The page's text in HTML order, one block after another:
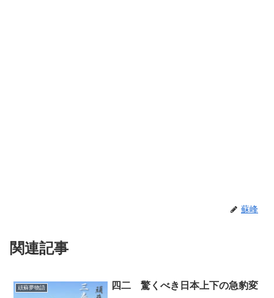
蘇峰
関連記事
頑蘇夢物語 四二 驚くべき日本上下の急豹変